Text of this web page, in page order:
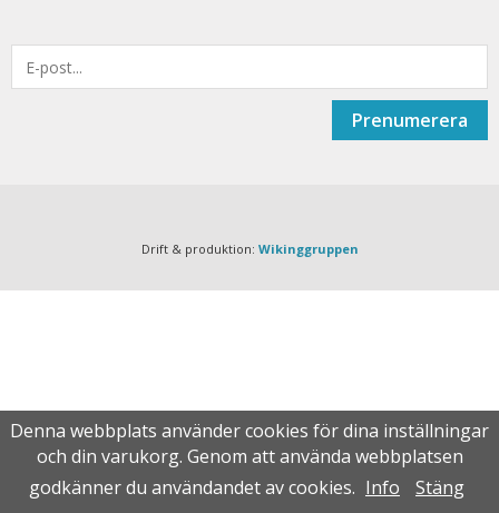
Prenumerera
Drift & produktion: Wikinggruppen
Denna webbplats använder cookies för dina inställningar
och din varukorg. Genom att använda webbplatsen
godkänner du användandet av cookies. Info Stäng